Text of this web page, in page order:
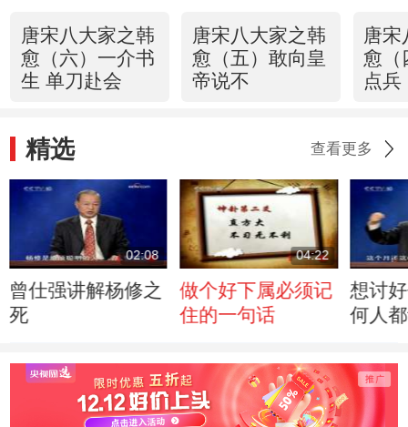
唐宋八大家之韩
愈（六）一介书
生 单刀赴会
唐宋八大家之韩
愈（五）敢向皇
帝说不
唐宋
愈（
点兵
精选 查看更多
02:08
曾仕强讲解杨修之
死
04:22
做个好下属必须记
住的一句话
想讨
何人